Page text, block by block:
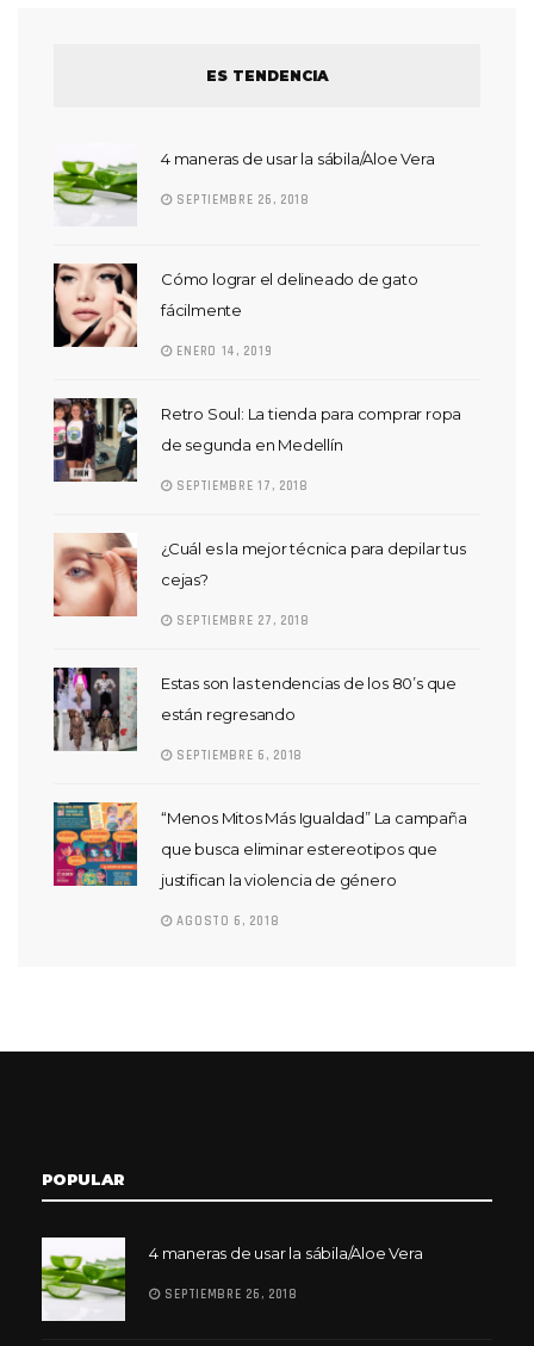
ES TENDENCIA
4 maneras de usar la sábila/Aloe Vera
SEPTIEMBRE 26, 2018
Cómo lograr el delineado de gato
fácilmente
ENERO 14, 2019
Retro Soul: La tienda para comprar ropa
de segunda en Medellín
SEPTIEMBRE 17, 2018
¿Cuál es la mejor técnica para depilar tus
cejas?
SEPTIEMBRE 27, 2018
Estas son las tendencias de los 80’s que
están regresando
SEPTIEMBRE 6, 2018
“Menos Mitos Más Igualdad” La campaña
que busca eliminar estereotipos que
justifican la violencia de género
AGOSTO 6, 2018
POPULAR
4 maneras de usar la sábila/Aloe Vera
SEPTIEMBRE 26, 2018